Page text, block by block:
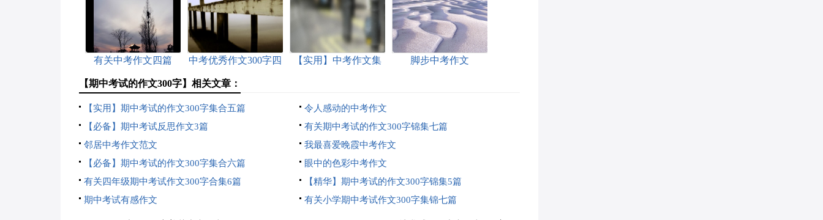
有关中考作文四篇
中考优秀作文300字四
【实用】中考作文集
脚步中考作文
【期中考试的作文300字】相关文章：
【实用】期中考试的作文300字集合五篇
令人感动的中考作文
【必备】期中考试反思作文3篇
有关期中考试的作文300字锦集七篇
邻居中考作文范文
我最喜爱晚霞中考作文
【必备】期中考试的作文300字集合六篇
眼中的色彩中考作文
有关四年级期中考试作文300字合集6篇
【精华】期中考试的作文300字锦集5篇
期中考试有感作文
有关小学期中考试作文300字集锦七篇